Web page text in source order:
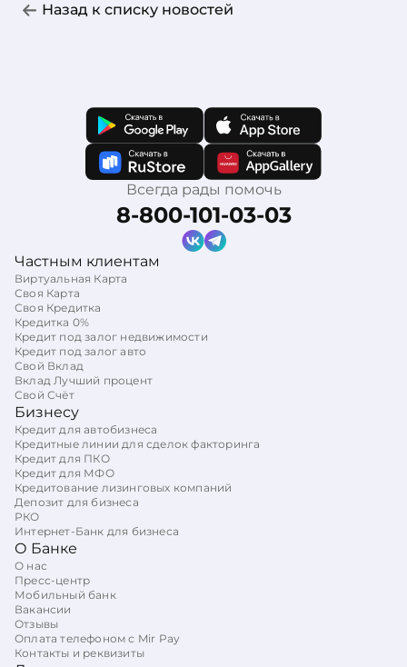
Назад к списку новостей
Частным клиентам
Виртуальная Карта
Своя Карта
Своя Кредитка
Кредитка 0%
Кредит под залог недвижимости
Кредит под залог авто
Свой Вклад
Вклад Лучший процент
Свой Счёт
Бизнесу
Кредит для автобизнеса
Кредитные линии для сделок факторинга
Кредит для ПКО
Кредит для МФО
Кредитование лизинговых компаний
Депозит для бизнеса
РКО
Интернет-Банк для бизнеса
О Банке
О нас
Пресс-центр
Мобильный банк
Вакансии
Отзывы
Оплата телефоном с Mir Pay
Контакты и реквизиты
Всегда рады помочь
8-800-101-03-03